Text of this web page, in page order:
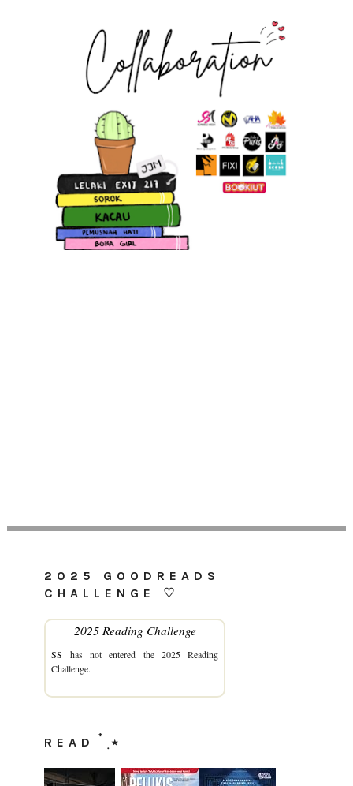
2025 GOODREADS
CHALLENGE ♡
2025 Reading Challenge
SS has not entered the 2025 Reading
Challenge.
READ ๋࣭⭑